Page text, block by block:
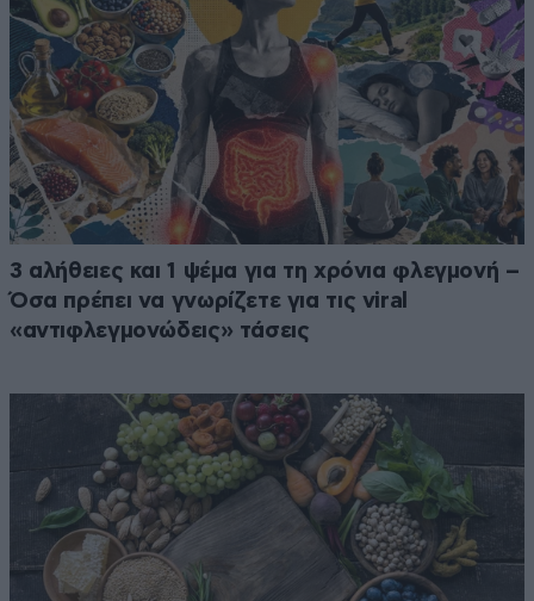
3 αλήθειες και 1 ψέμα για τη χρόνια φλεγμονή –
Όσα πρέπει να γνωρίζετε για τις viral
«αντιφλεγμονώδεις» τάσεις